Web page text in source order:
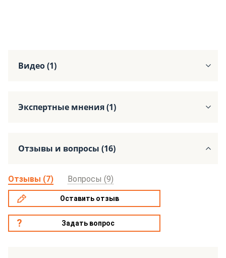
Видео (1)
Экспертные мнения (1)
Отзывы и вопросы (16)
Отзывы (7) Вопросы (9)
Оставить отзыв
Задать вопрос